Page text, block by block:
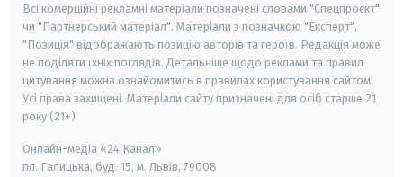
Всі комерційні рекламні матеріали позначені словами "Спецпроєкт"
чи "Партнерський матеріал". Матеріали з позначкою "Експерт",
"Позиція" відображають позицію авторів та героїв. Редакція може
не поділяти їхніх поглядів. Детальніше щодо реклами та правил
цитування можна ознайомитись в правилах користування сайтом.
Усі права захищені. Матеріали сайту призначені для осіб старше 21
року (21+)
Онлайн-медіа «24 Канал»
пл. Галицька, буд. 15, м. Львів, 79008